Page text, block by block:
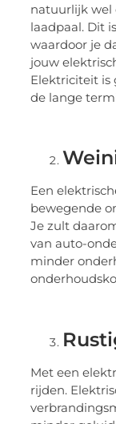
natuurlijk wel
laadpaal. Dit
waardoor je
jouw
Elektriciteit is
de lange
Een
bewegende
Je zult
van auto-
minder
Met een
rijden.